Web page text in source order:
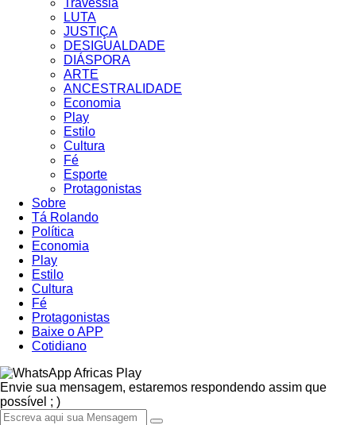
LUTA
JUSTIÇA
DESIGUALDADE
DIÁSPORA
ARTE
ANCESTRALIDADE
Economia
Play
Estilo
Cultura
Fé
Esporte
Protagonistas
Sobre
Tá Rolando
Política
Economia
Play
Estilo
Cultura
Fé
Protagonistas
Baixe o APP
Cotidiano
Africas Play
Envie sua mensagem, estaremos respondendo assim que
possível ; )